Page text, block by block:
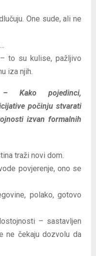
One sude, ali ne
to su kulise, pažljivo
iza njih.
– Kako pojedinci,
počinju stvarati
izvan formalnih
traži novi dom.
povjerenje, ono se
polako, gotovo
– sastavljen
ne čekaju dozvolu da